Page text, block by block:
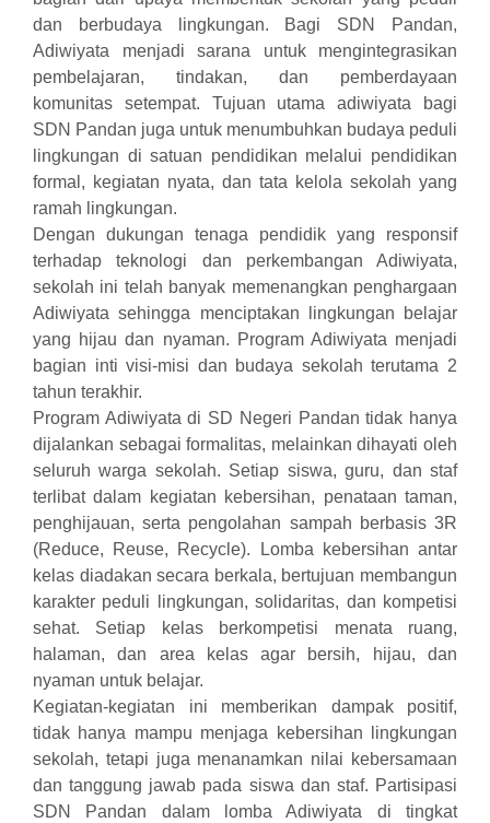
dan berbudaya lingkungan. Bagi SDN Pandan,
Adiwiyata menjadi sarana untuk mengintegrasikan
pembelajaran, tindakan, dan pemberdayaan
komunitas setempat. Tujuan utama adiwiyata bagi
SDN Pandan juga untuk menumbuhkan budaya peduli
lingkungan di satuan pendidikan melalui pendidikan
formal, kegiatan nyata, dan tata kelola sekolah yang
ramah lingkungan.
Dengan dukungan tenaga pendidik yang responsif
terhadap teknologi dan perkembangan Adiwiyata,
sekolah ini telah banyak memenangkan penghargaan
Adiwiyata sehingga menciptakan lingkungan belajar
yang hijau dan nyaman. Program Adiwiyata menjadi
bagian inti visi-misi dan budaya sekolah terutama 2
tahun terakhir.
Program Adiwiyata di SD Negeri Pandan tidak hanya
dijalankan sebagai formalitas, melainkan dihayati oleh
seluruh warga sekolah. Setiap siswa, guru, dan staf
terlibat dalam kegiatan kebersihan, penataan taman,
penghijauan, serta pengolahan sampah berbasis 3R
(Reduce, Reuse, Recycle). Lomba kebersihan antar
kelas diadakan secara berkala, bertujuan membangun
karakter peduli lingkungan, solidaritas, dan kompetisi
sehat. Setiap kelas berkompetisi menata ruang,
halaman, dan area kelas agar bersih, hijau, dan
nyaman untuk belajar.
Kegiatan-kegiatan ini memberikan dampak positif,
tidak hanya mampu menjaga kebersihan lingkungan
sekolah, tetapi juga menanamkan nilai kebersamaan
dan tanggung jawab pada siswa dan staf. Partisipasi
SDN Pandan dalam lomba Adiwiyata di tingkat